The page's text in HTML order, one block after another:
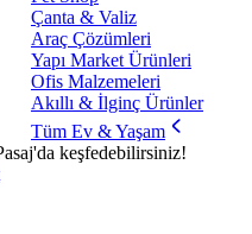
Çanta & Valiz
Araç Çözümleri
Yapı Market Ürünleri
Ofis Malzemeleri
Akıllı & İlginç Ürünler
Tüm Ev & Yaşam
keşfedebilirsiniz!